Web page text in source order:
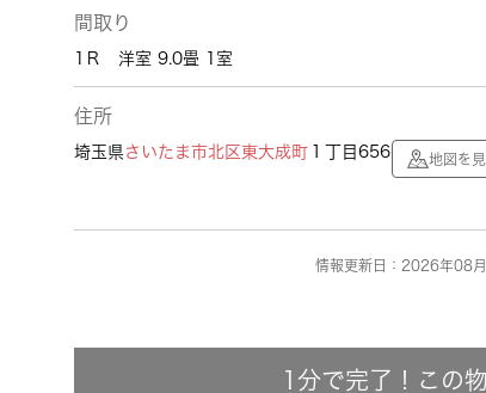
間取り
1Ｒ 洋室 9.0畳 1室
住所
埼玉県さいたま市北区東大成町 １丁目656番2号地図を
情報更新日：2026年08
1分で完了！この